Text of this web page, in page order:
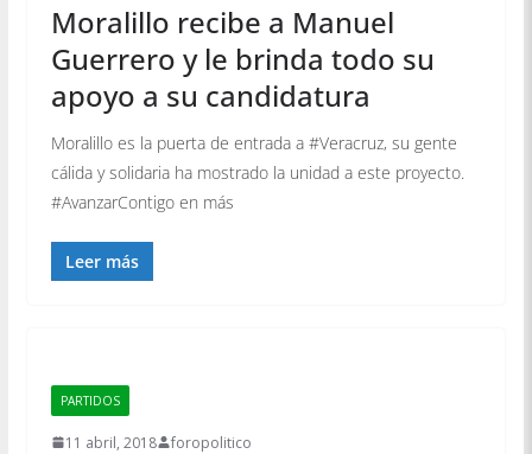
Moralillo recibe a Manuel
Guerrero y le brinda todo su
apoyo a su candidatura
Moralillo es la puerta de entrada a #Veracruz, su gente
cálida y solidaria ha mostrado la unidad a este proyecto.
#AvanzarContigo en más
Leer más
PARTIDOS
11 abril, 2018 foropolitico